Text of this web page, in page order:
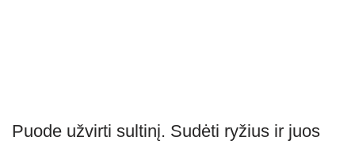
Puode užvirti sultinį. Sudėti ryžius ir juos